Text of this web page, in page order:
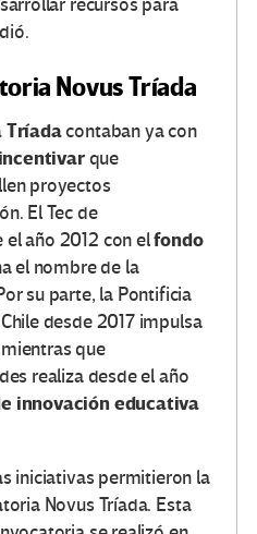
recursos para
Novus Tríada
Tríadacontaban ya con
que
proyectos
El Tec de
el año 2012 con elfondo
el nombre de la
su parte, la Pontificia
desde 2017 impulsa
que
realiza desde el año
innovación educativa
iniciativas permitieron la
Novus Tríada. Esta